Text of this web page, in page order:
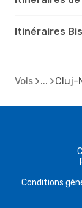
Itinéraires Bis
Vols Cluj-
Conditions